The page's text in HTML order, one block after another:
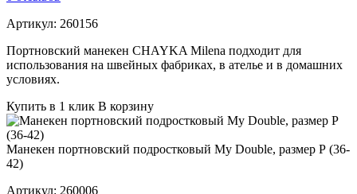
Артикул: 260156
Портновский манекен CHAYKA Milena подходит для
использования на швейных фабриках, в ателье и в домашних
условиях.
Купить в 1 клик В корзину
Манекен портновский подростковый My Double, размер Р (36-
42)
Артикул: 260006